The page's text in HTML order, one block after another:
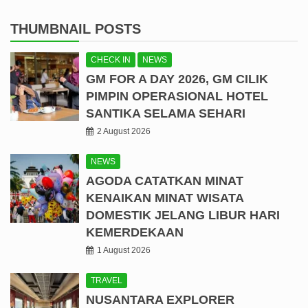
THUMBNAIL POSTS
CHECK IN NEWS
GM FOR A DAY 2026, GM CILIK
PIMPIN OPERASIONAL HOTEL
SANTIKA SELAMA SEHARI
2 August 2026
NEWS
AGODA CATATKAN MINAT
KENAIKAN MINAT WISATA
DOMESTIK JELANG LIBUR HARI
KEMERDEKAAN
1 August 2026
TRAVEL
NUSANTARA EXPLORER